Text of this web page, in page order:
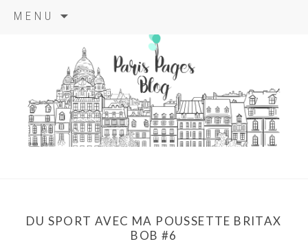
MENU
principal
paris pages
blog
DU SPORT AVEC MA POUSSETTE BRITAX
BOB #6